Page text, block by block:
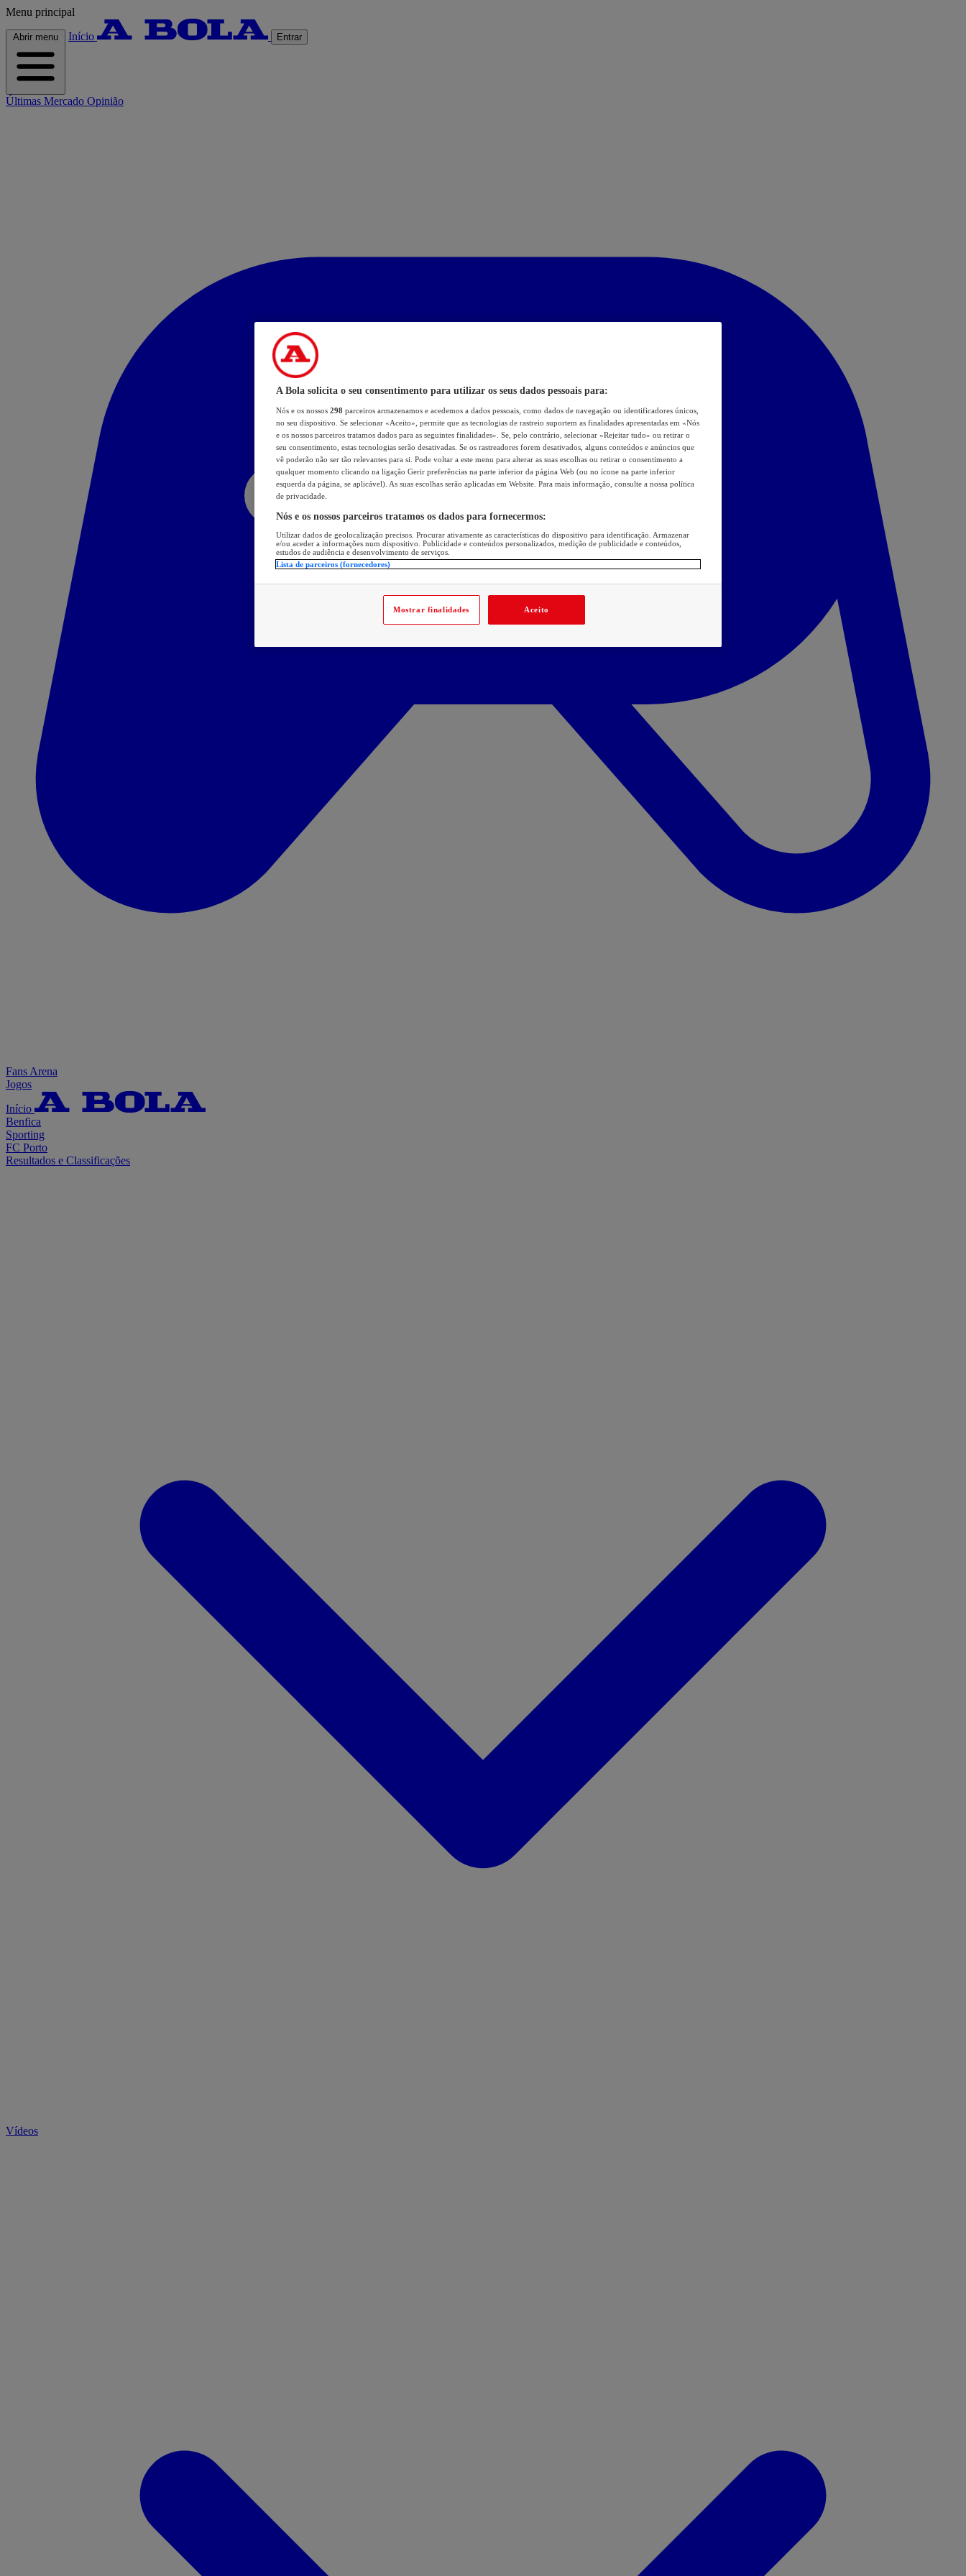
Menu principal
Abrir menu Início Entrar
Últimas Mercado Opinião
Fans Arena
Jogos
Início
Benfica
Sporting
FC Porto
Resultados e Classificações
Vídeos
A Bola solicita o seu consentimento para utilizar os seus dados pessoais para:
Nós e os nossos 298 parceiros armazenamos e acedemos a dados pessoais, como dados de navegação ou identificadores únicos,
no seu dispositivo. Se selecionar «Aceito», permite que as tecnologias de rastreio suportem as finalidades apresentadas em «Nós
e os nossos parceiros tratamos dados para as seguintes finalidades». Se, pelo contrário, selecionar «Rejeitar tudo» ou retirar o
seu consentimento, estas tecnologias serão desativadas. Se os rastreadores forem desativados, alguns conteúdos e anúncios que
vê poderão não ser tão relevantes para si. Pode voltar a este menu para alterar as suas escolhas ou retirar o consentimento a
qualquer momento clicando na ligação Gerir preferências na parte inferior da página Web (ou no ícone na parte inferior
esquerda da página, se aplicável). As suas escolhas serão aplicadas em Website. Para mais informação, consulte a nossa política
de privacidade.
Nós e os nossos parceiros tratamos os dados para fornecermos:
Utilizar dados de geolocalização precisos. Procurar ativamente as características do dispositivo para identificação. Armazenar
e/ou aceder a informações num dispositivo. Publicidade e conteúdos personalizados, medição de publicidade e conteúdos,
estudos de audiência e desenvolvimento de serviços.
Lista de parceiros (fornecedores)
Mostrar finalidades Aceito